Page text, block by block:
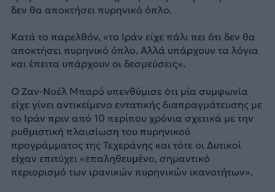
δεν θα αποκτήσει πυρηνικό όπλο.
Κατά το παρελθόν, «το Ιράν είχε πάλι πει ότι δεν θα
αποκτήσει πυρηνικό όπλο. Αλλά υπάρχουν τα λόγια
και έπειτα υπάρχουν οι δεσμεύσεις».
Ο Ζαν-Νοέλ Μπαρό υπενθύμισε ότι μία συμφωνία
είχε γίνει αντικείμενο εντατικής διαπραγμάτευσης με
το Ιράν πριν από 10 περίπου χρόνια σχετικά με την
ρυθμιστική πλαισίωση του πυρηνικού
προγράμματος της Τεχεράνης και τότε οι Δυτικοί
είχαν επιτύχει «επαληθευμένο, σημαντικό
περιορισμό των ιρανικών πυρηνικών ικανοτήτων».